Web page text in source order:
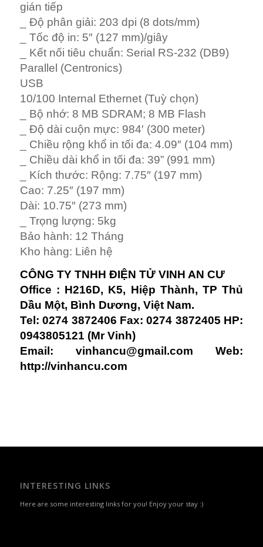
gián tiếp
_ Độ phân giải: 203 dpi (8 dots/mm)
_ Tốc độ in: 5″ (127 mm)/giây
_ Kết nối tiêu chuẩn: Serial RS-232 (DB9)
Parallel (Centronics)
USB
10/100 Internal Ethernet (Tuỳ chọn)
_ Bộ nhớ: 8 MB SDRAM; 8 MB Flash
_ Độ dài cuộn mực: 984′ (300 meter)
_ Chiều rộng khổ in tối đa: 4.09″ (104 mm)
_ Chiều dài khổ in tối đa: 39” (991 mm)
_ Kích thước: Rộng: 7.75″ (197 mm)
Cao: 7.25″ (197 mm)
Dài: 10.75″ (273 mm)
_ Trọng lượng: 5kg
Bảo hành: 12 Tháng
Kho hàng: Liên hệ
CÔNG TY TNHH ĐIỆN TỬ VINH AN CƯ
Office : H216D, K5, Hiệp Thành, TP Thủ
Dầu Một, Bình Dương, Việt Nam.
Tel: 0274 3872406 Fax: 0274 3872405 HP:
0943805121 (Mr Vinh)
Email: vinhancu@gmail.com Web:
http://vinhancu.com
INTERESTING LINKS
Here are some interesting links for you! Enjoy your stay :)